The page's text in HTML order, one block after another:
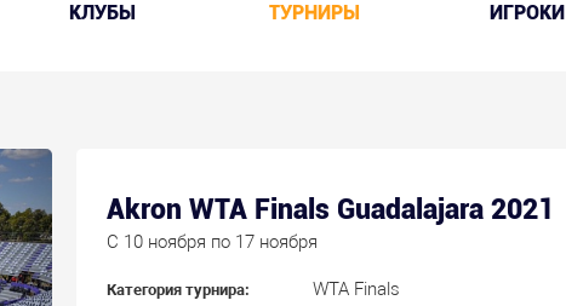
КЛУБЫ ТУРНИРЫ ИГРОКИ
Akron WTA Finals Guadalajara 2021
C 10 ноября по 17 ноября
Категория турнира: WTA Finals